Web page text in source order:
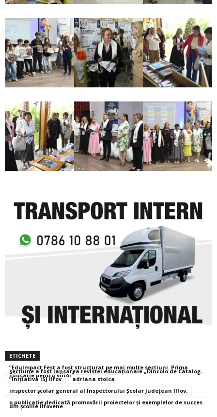
ETICHETE
”EduImpact Fest a fost structurat pe mai multe sectiuni. Prima
secțiune a fost lansarea revistei educaționale „Dincolo de Catalog-
Educație pentru viitor”
”Inițiativa ISJ Ilfov
adriana stoica
inspector școlar general al Inspectorului Școlar Județean Ilfov.
o publicație dedicată promovării proiectelor și exemplelor de succes
din școlile ilfovene.